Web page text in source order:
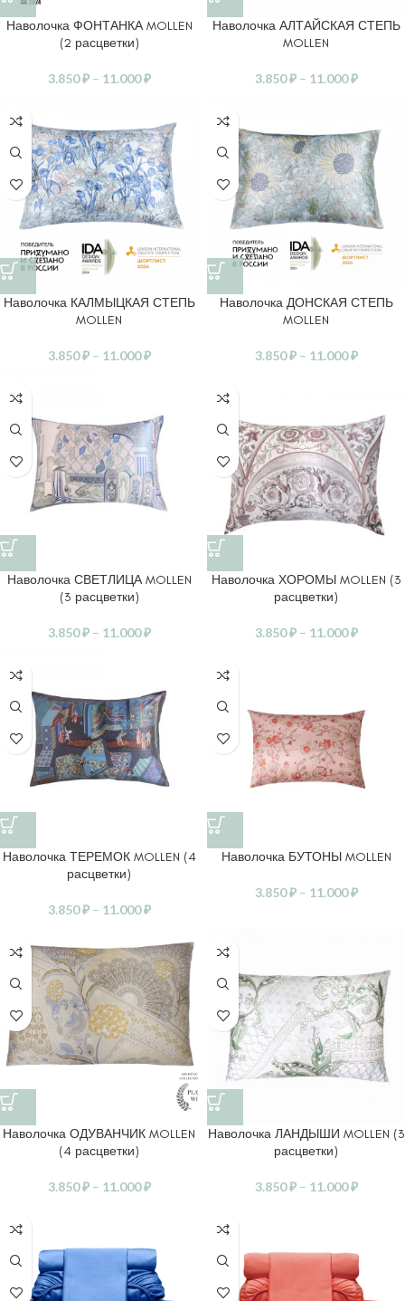
Наволочка ФОНТАНКА MOLLEN
(2 расцветки)
3.850₽ – 11.000₽
Наволочка АЛТАЙСКАЯ СТЕПЬ
MOLLEN
3.850₽ – 11.000₽
Наволочка КАЛМЫЦКАЯ СТЕПЬ
MOLLEN
3.850₽ – 11.000₽
Наволочка ДОНСКАЯ СТЕПЬ
MOLLEN
3.850₽ – 11.000₽
Наволочка СВЕТЛИЦА MOLLEN
(3 расцветки)
3.850₽ – 11.000₽
Наволочка ХОРОМЫ MOLLEN (3
расцветки)
3.850₽ – 11.000₽
Наволочка ТЕРЕМОК MOLLEN (4
расцветки)
3.850₽ – 11.000₽
Наволочка БУТОНЫ MOLLEN
3.850₽ – 11.000₽
Наволочка ОДУВАНЧИК MOLLEN
(4 расцветки)
3.850₽ – 11.000₽
Наволочка ЛАНДЫШИ MOLLEN (3
расцветки)
3.850₽ – 11.000₽